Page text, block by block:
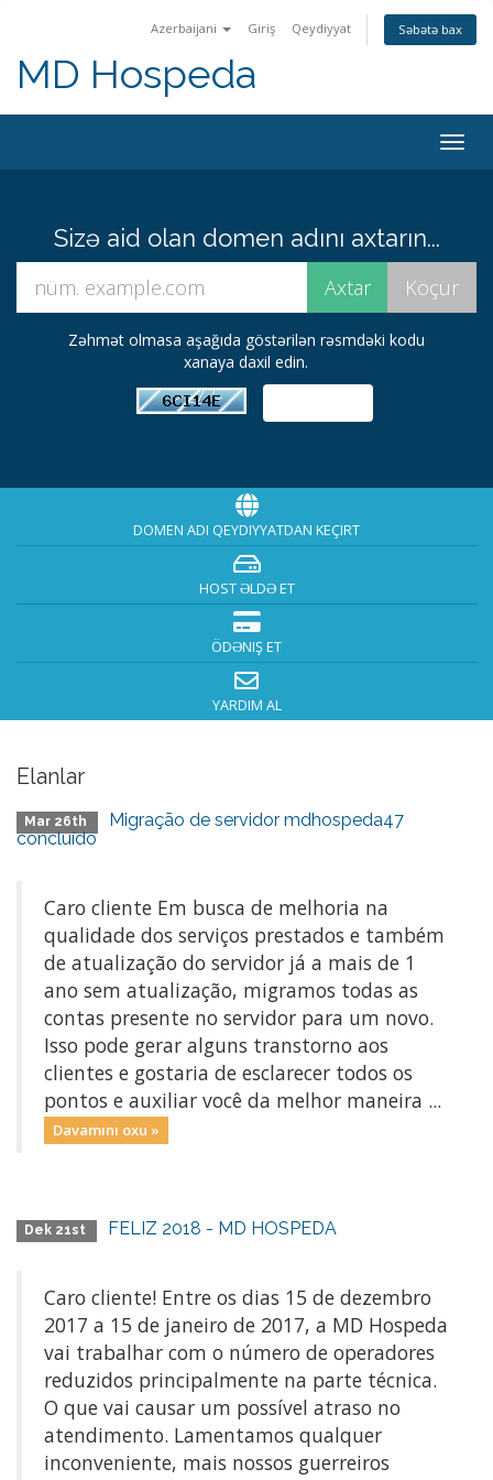
Azerbaijani Giriş Qeydiyyat Səbətə bax
MD Hospeda
keçid
Sizə aid olan domen adını axtarın...
Zəhmət olmasa aşağıda göstərilən rəsmdəki kodu
xanaya daxil edin.
DOMEN ADI QEYDIYYATDAN KEÇIRT
HOST ƏLDƏ ET
ÖDƏNIŞ ET
YARDIM AL
Elanlar
Mar 26th
Migração de servidor mdhospeda47
concluído
Caro cliente Em busca de melhoria na
qualidade dos serviços prestados e também
de atualização do servidor já a mais de 1
ano sem atualização, migramos todas as
contas presente no servidor para um novo.
Isso pode gerar alguns transtorno aos
clientes e gostaria de esclarecer todos os
pontos e auxiliar você da melhor maneira ...
Davamını oxu »
Dek 21st FELIZ 2018 - MD HOSPEDA
Caro cliente! Entre os dias 15 de dezembro
2017 a 15 de janeiro de 2017, a MD Hospeda
vai trabalhar com o número de operadores
reduzidos principalmente na parte técnica.
O que vai causar um possível atraso no
atendimento. Lamentamos qualquer
inconveniente, mais nossos guerreiros